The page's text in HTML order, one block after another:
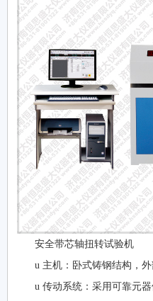
安全带芯轴扭转试验机
u 主机：卧式铸钢结构，
u 传动系统：采用可靠元